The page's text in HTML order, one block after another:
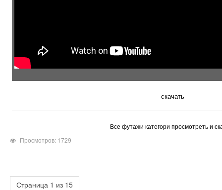
скачать
Все футажи категори просмотреть и
Просмотров: 1729
Страница 1 из 15